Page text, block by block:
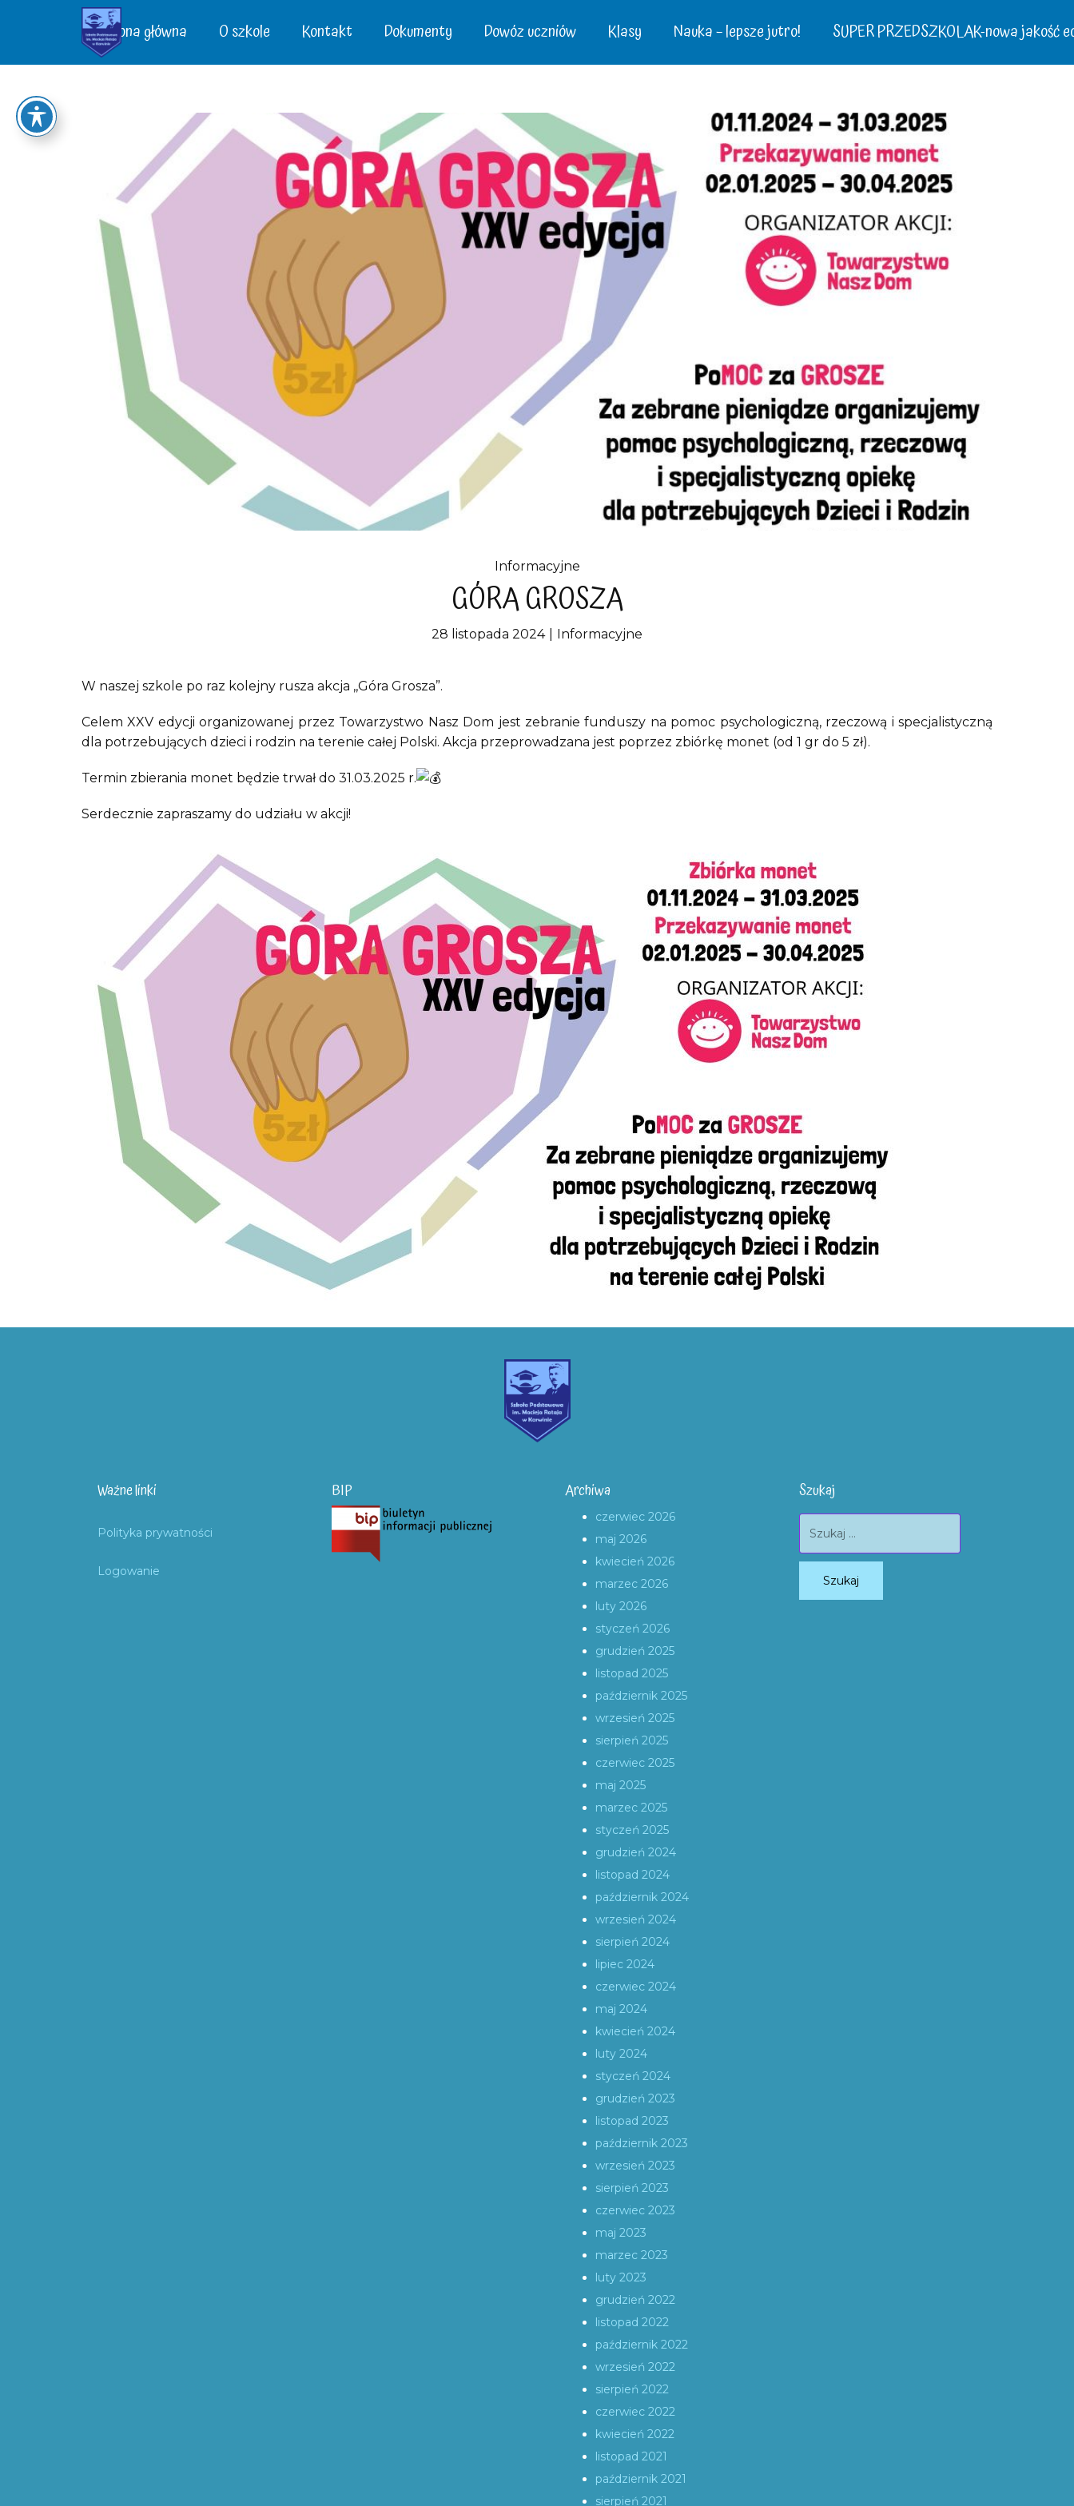
Strona główna O szkole Kontakt Dokumenty Dowóz uczniów Klasy Nauka – lepsze jutro! SUPER PRZEDSZKOLAK-nowa jakość
Informacyjne
GÓRA GROSZA
28 listopada 2024 Informacyjne
W naszej szkole po raz kolejny rusza akcja ,,Góra Grosza”.
Celem XXV edycji organizowanej przez Towarzystwo Nasz Dom jest zebranie funduszy na pomoc psychologiczną, rzeczową i specjalistyczną
dla potrzebujących dzieci i rodzin na terenie całej Polski. Akcja przeprowadzana jest poprzez zbiórkę monet (od 1 gr do 5 zł).
Termin zbierania monet będzie trwał do 31.03.2025 r.
Serdecznie zapraszamy do udziału w akcji!
Ważne linki
Polityka prywatności
Logowanie
BIP Archiwa
czerwiec 2026
maj 2026
kwiecień 2026
marzec 2026
luty 2026
styczeń 2026
grudzień 2025
listopad 2025
październik 2025
wrzesień 2025
sierpień 2025
czerwiec 2025
maj 2025
marzec 2025
styczeń 2025
grudzień 2024
listopad 2024
październik 2024
wrzesień 2024
sierpień 2024
lipiec 2024
czerwiec 2024
maj 2024
kwiecień 2024
luty 2024
styczeń 2024
grudzień 2023
listopad 2023
październik 2023
wrzesień 2023
sierpień 2023
czerwiec 2023
maj 2023
marzec 2023
luty 2023
grudzień 2022
listopad 2022
październik 2022
wrzesień 2022
sierpień 2022
czerwiec 2022
kwiecień 2022
listopad 2021
październik 2021
sierpień 2021
Szukaj